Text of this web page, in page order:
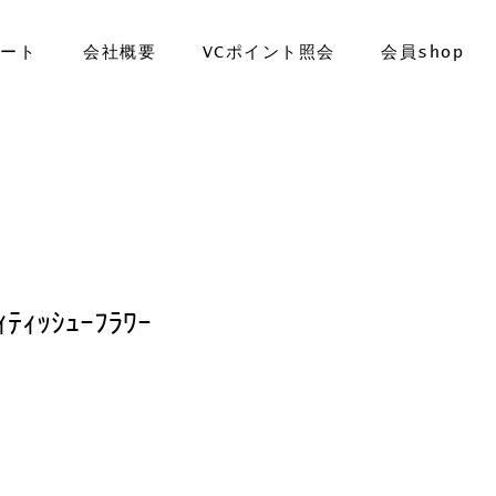
ト 会社概要 VCポイント照会 会員shop
ﾃｨｯｼｭｰﾌﾗﾜｰ